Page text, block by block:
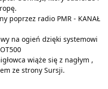
poprzez radio PMR - KANAŁ
na ogień dzięki systemowi
wiąże się z nagłym ,
ze strony Sursji.